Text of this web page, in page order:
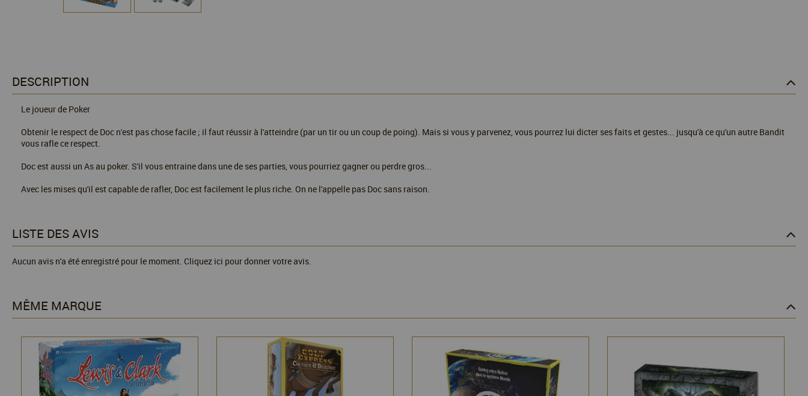
DESCRIPTION
Le joueur de Poker
Obtenir le respect de Doc n'est pas chose facile ; il faut réussir à l'atteindre (par un tir ou un coup de poing). Mais si vous y parvenez, vous pourrez lui dicter ses faits et gestes... jusqu'à ce qu'un autre Bandit
vous rafle ce respect.
Doc est aussi un As au poker. S'il vous entraine dans une de ses parties, vous pourriez gagner ou perdre gros...
Avec les mises qu'il est capable de rafler, Doc est facilement le plus riche. On ne l'appelle pas Doc sans raison.
LISTE DES AVIS
Aucun avis n'a été enregistré pour le moment. Cliquez ici pour donner votre avis.
MÊME MARQUE